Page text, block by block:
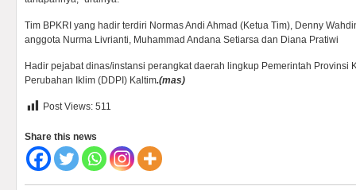
Tim BPKRI yang hadir terdiri Normas Andi Ahmad (Ketua Tim), Denny
anggota Nurma Livrianti, Muhammad Andana Setiarsa dan Diana Pratiwi
Hadir pejabat dinas/instansi perangkat daerah lingkup Pemerintah Provinsi
Perubahan Iklim (DDPI) Kaltim.(mas)
Post Views: 511
Share this news